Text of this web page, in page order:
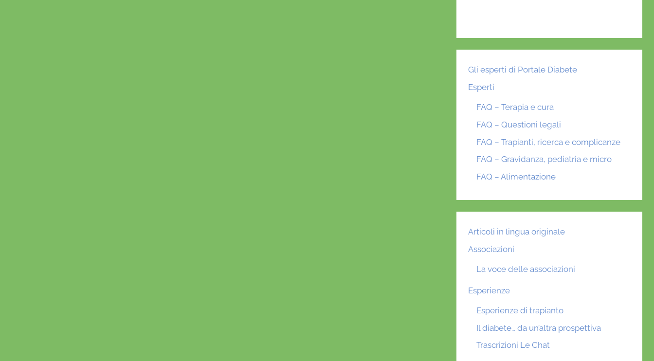
Gli esperti di Portale Diabete
Esperti
FAQ – Terapia e cura
FAQ – Questioni legali
FAQ – Trapianti, ricerca e complicanze
FAQ – Gravidanza, pediatria e micro
FAQ – Alimentazione
Articoli in lingua originale
Associazioni
La voce delle associazioni
Esperienze
Esperienze di trapianto
Il diabete… da un’altra prospettiva
Trascrizioni Le Chat